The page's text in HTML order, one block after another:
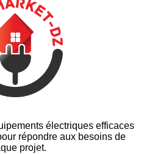
électriques efficaces
répondre aux besoins de
projet.